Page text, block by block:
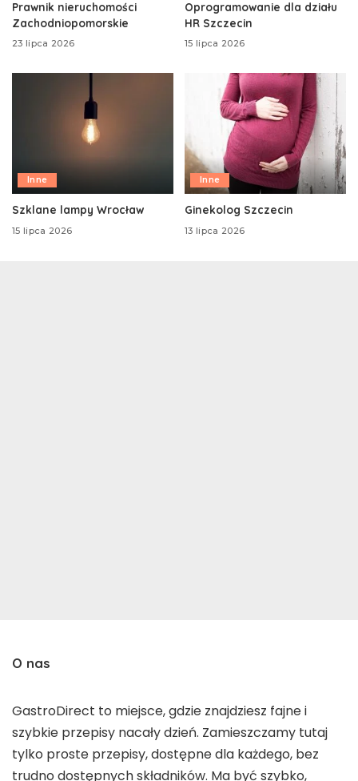
Prawnik nieruchomości
Zachodniopomorskie
23 lipca 2026
Oprogramowanie dla działu
HR Szczecin
15 lipca 2026
Inne
Szklane lampy Wrocław
15 lipca 2026
Inne
Ginekolog Szczecin
13 lipca 2026
O nas
GastroDirect to miejsce, gdzie znajdziesz fajne i
szybkie przepisy nacały dzień. Zamieszczamy tutaj
tylko proste przepisy, dostępne dla każdego, bez
trudno dostępnych składników. Ma być szybko,